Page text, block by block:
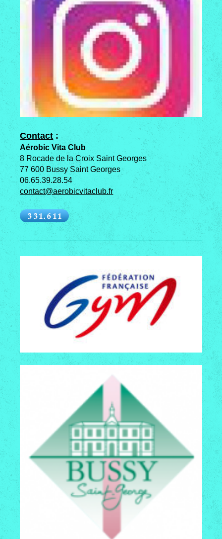
Contact :
Aérobic Vita Club
8 Rocade de la Croix Saint Georges
77 600 Bussy Saint Georges
06.65.39.28.54
contact@aerobicvitaclub.fr